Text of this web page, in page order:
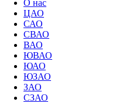
О нас
ЦАО
САО
СВАО
ВАО
ЮВАО
ЮАО
ЮЗАО
ЗАО
СЗАО